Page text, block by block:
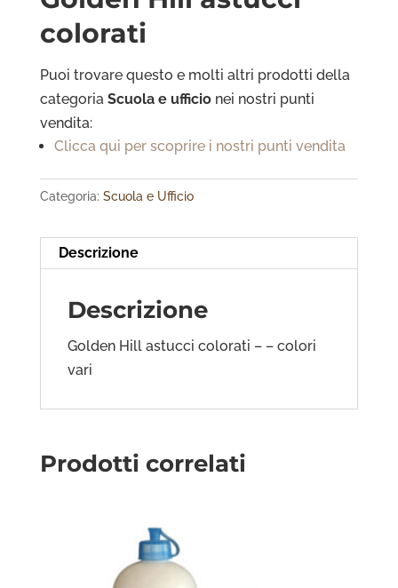
colorati
Puoi trovare questo e molti altri prodotti della
categoria Scuola e ufficio nei nostri punti
vendita:
Clicca qui per scoprire i nostri punti vendita
Categoria: Scuola e Ufficio
Descrizione
Descrizione
Golden Hill astucci colorati – – colori
vari
Prodotti correlati